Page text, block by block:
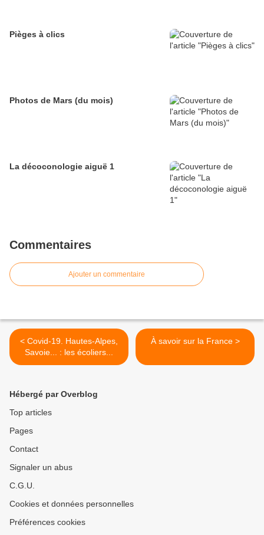
Pièges à clics
Photos de Mars (du mois)
La décoconologie aiguë 1
Commentaires
Ajouter un commentaire
< Covid-19. Hautes-Alpes,
Savoie... : les écoliers...
À savoir sur la France >
Hébergé par Overblog
Top articles
Pages
Contact
Signaler un abus
C.G.U.
Cookies et données personnelles
Préférences cookies